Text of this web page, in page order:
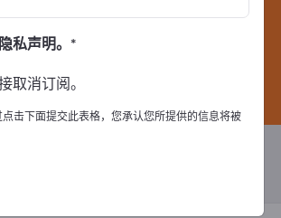
私声明。
取消订阅。
击下面提交此表格，您承认您所提供的信息将被